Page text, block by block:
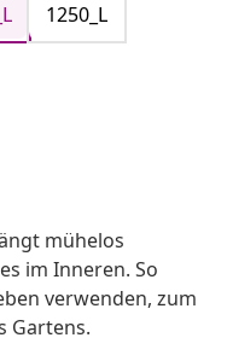
1250_L
mühelos
im Inneren. So
verwenden, zum
Gartens.